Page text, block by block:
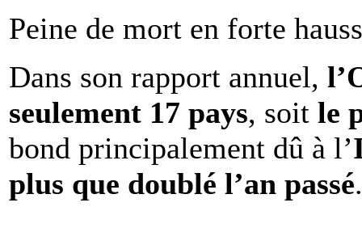
Peine de mort en forte
Dans son rapport annuel,
seulement 17 pays, soit le
bond principalement dû à l’
plus que doublé l’an passé.